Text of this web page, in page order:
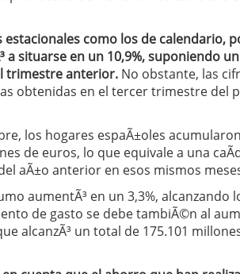
como los de calendario,
a situarse en un 10,9%, suponiendo un
trimestre anterior. No obstante, las
obtenidas en el tercer trimestre del
los hogares espaÃ±oles
de euros, lo que equivale a una
aÃ±o anterior en esos mismos
aumentÃ³ en un 3,3%, alcanzando
de gasto se debe tambiÃ©n al
alcanzÃ³ un total de 175.101